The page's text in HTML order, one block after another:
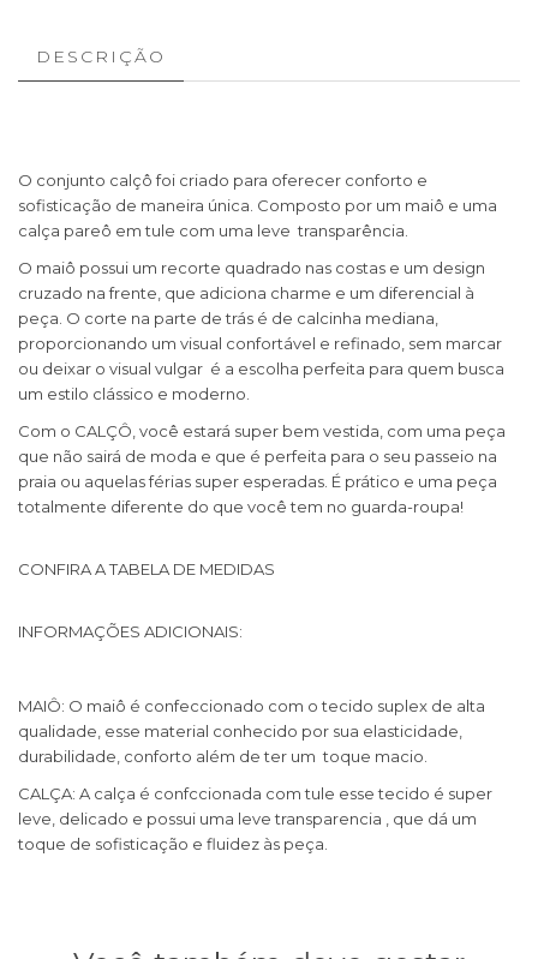
DESCRIÇÃO
O conjunto calçô foi criado para oferecer conforto e
sofisticação de maneira única. Composto por um maiô e uma
calça pareô em tule com uma leve transparência.
O maiô possui um recorte quadrado nas costas e um design
cruzado na frente, que adiciona charme e um diferencial à
peça. O corte na parte de trás é de calcinha mediana,
proporcionando um visual confortável e refinado, sem marcar
ou deixar o visual vulgar é a escolha perfeita para quem busca
um estilo clássico e moderno.
Com o CALÇÔ, você estará super bem vestida, com uma peça
que não sairá de moda e que é perfeita para o seu passeio na
praia ou aquelas férias super esperadas. É prático e uma peça
totalmente diferente do que você tem no guarda-roupa!
CONFIRA A TABELA DE MEDIDAS
INFORMAÇÕES ADICIONAIS:
MAIÔ: O maiô é confeccionado com o tecido suplex de alta
qualidade, esse material conhecido por sua elasticidade,
durabilidade, conforto além de ter um toque macio.
CALÇA: A calça é confccionada com tule esse tecido é super
leve, delicado e possui uma leve transparencia , que dá um
toque de sofisticação e fluidez às peça.